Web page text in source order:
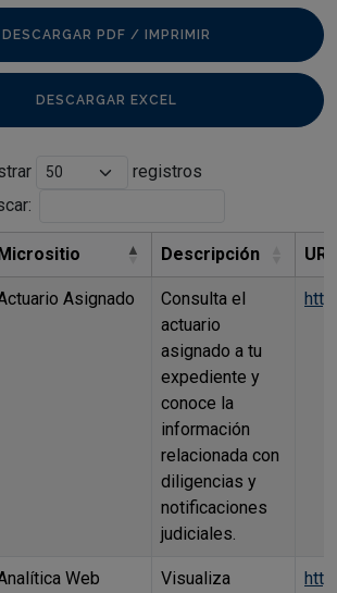
DESCARGAR PDF / IMPRIMIR
DESCARGAR EXCEL
registros
Micrositio Descripción URL
Asignado
Consulta el
actuario
asignado a tu
expediente y
conoce la
información
relacionada con
diligencias y
notificaciones
judiciales.
Web
Visualiza